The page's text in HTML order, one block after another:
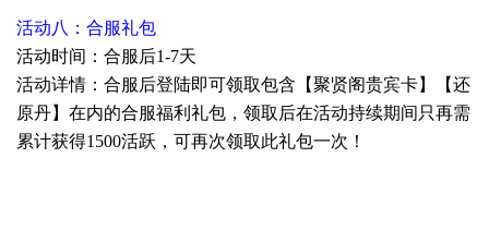
活动八：合服礼包
活动时间：合服后1-7天
活动详情：合服后登陆即可领取包含【聚贤阁贵宾卡】【还
原丹】在内的合服福利礼包，领取后在活动持续期间只再需
累计获得1500活跃，可再次领取此礼包一次！